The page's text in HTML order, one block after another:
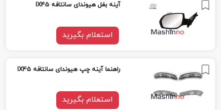
آینه بغل هیوندای سانتافه IX45
استعلام بگیرید
راهنما آینه چپ هیوندای سانتافه IX45
استعلام بگیرید